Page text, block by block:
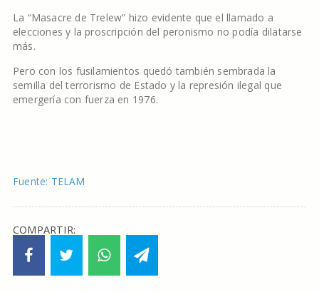
La “Masacre de Trelew” hizo evidente que el llamado a
elecciones y la proscripción del peronismo no podía dilatarse
más.
Pero con los fusilamientos quedó también sembrada la
semilla del terrorismo de Estado y la represión ilegal que
emergería con fuerza en 1976.
Fuente: TELAM
COMPARTIR: